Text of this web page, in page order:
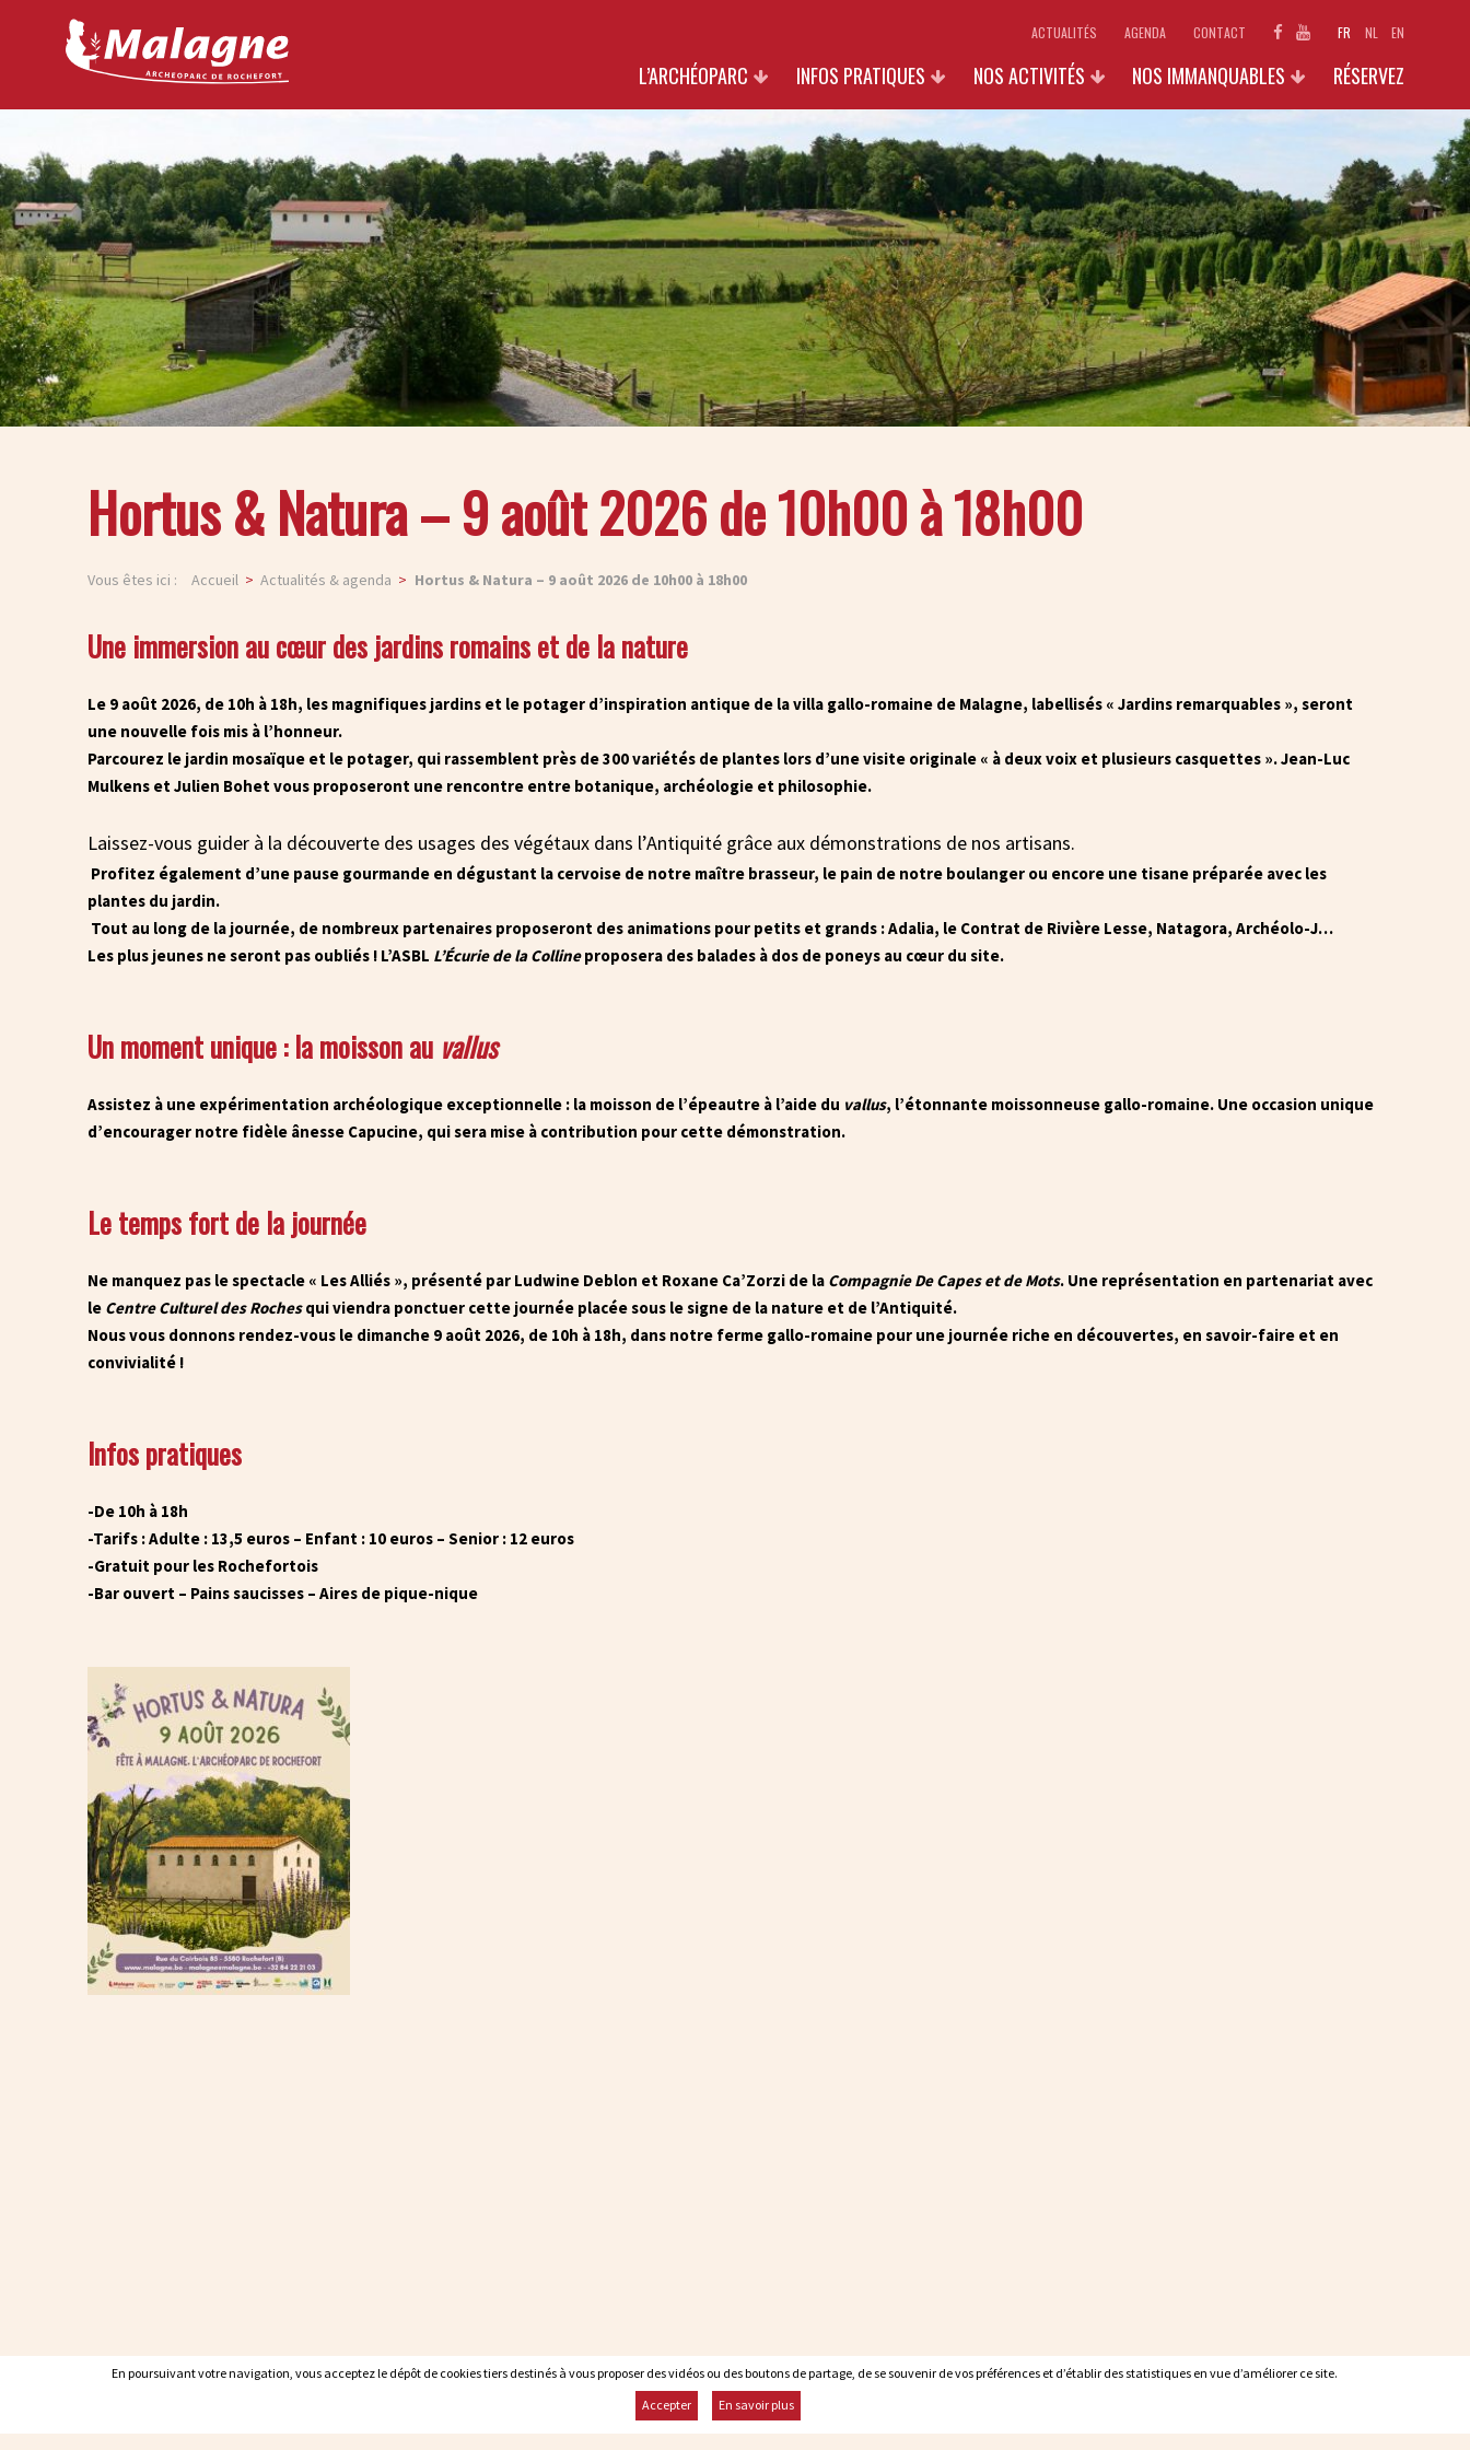
L’ARCHÉOPARC
NATURE
CULTURE
PARTENAIRES
SOUTIENS
INFOS PRATIQUES
TARIFS
HORAIRES & ACCÈS
INFOS GROUPES
BOUTIQUE
NOUS REJOINDRE
NOS ACTIVITÉS
INDIVIDUELS ET FAMILLES
GROUPES (+15 PERS.)
GALLO-STAGES
AUTRES ACTIVITÉS
NOS IMMANQUABLES
1890 : LE CARNET SECRET DE
EXPOSITIONS 2026
GALERIES PHOTOS
RÉSERVEZ
ACTUALITÉS AGENDA CONTACT FR NL EN
Hortus & Natura – 9 août 2026 de 10h00 à 18h00
Vous êtes ici : Accueil Actualités & agenda Hortus & Natura – 9 août 2026 de 10h00 à 18h00
Une immersion au cœur des jardins romains et de la nature
Le 9 août 2026, de 10h à 18h, les magnifiques jardins et le potager d’inspiration antique de la villa gallo-romaine de Malagne, labellisés « Jardins remarquables », seront
une nouvelle fois mis à l’honneur.
Parcourez le jardin mosaïque et le potager, qui rassemblent près de 300 variétés de plantes lors d’une visite originale « à deux voix et plusieurs casquettes ». Jean-Luc
Mulkens et Julien Bohet vous proposeront une rencontre entre botanique, archéologie et philosophie.
Laissez-vous guider à la découverte des usages des végétaux dans l’Antiquité grâce aux démonstrations de nos artisans.
Profitez également d’une pause gourmande en dégustant la cervoise de notre maître brasseur, le pain de notre boulanger ou encore une tisane préparée avec les
plantes du jardin.
Tout au long de la journée, de nombreux partenaires proposeront des animations pour petits et grands : Adalia, le Contrat de Rivière Lesse, Natagora, Archéolo-J…
Les plus jeunes ne seront pas oubliés ! L’ASBL L’Écurie de la Collineproposera des balades à dos de poneys au cœur du site.
Un moment unique : la moisson au vallus
Assistez à une expérimentation archéologique exceptionnelle : la moisson de l’épeautre à l’aide du vallus, l’étonnante moissonneuse gallo-romaine. Une occasion unique
d’encourager notre fidèle ânesse Capucine, qui sera mise à contribution pour cette démonstration.
Le temps fort de la journée
Ne manquez pas le spectacle « Les Alliés », présenté par Ludwine Deblon et Roxane Ca’Zorzi de la Compagnie De Capes et de Mots. Une représentation en partenariat avec
le Centre Culturel des Rochesqui viendra ponctuer cette journée placée sous le signe de la nature et de l’Antiquité.
Nous vous donnons rendez-vous le dimanche 9 août 2026, de 10h à 18h, dans notre ferme gallo-romaine pour une journée riche en découvertes, en savoir-faire et en
convivialité !
Infos pratiques
-De 10h à 18h
-Tarifs : Adulte : 13,5 euros – Enfant : 10 euros – Senior : 12 euros
-Gratuit pour les Rochefortois
-Bar ouvert – Pains saucisses – Aires de pique-nique
En poursuivant votre navigation, vous acceptez le dépôt de cookies tiers destinés à vous proposer des vidéos ou des boutons de partage, de se souvenir de vos préférences et d’établir des statistiques en vue d’améliorer ce site.
Accepter
En savoir plus
En poursuivant votre navigation, vous acceptez le dépôt de cookies tiers destinés à vous proposer des vidéos ou des boutons de partage, de se souvenir de vos préférences et d’établir des statistiques en vue d’améliorer ce site.
Accepter
En savoir plus